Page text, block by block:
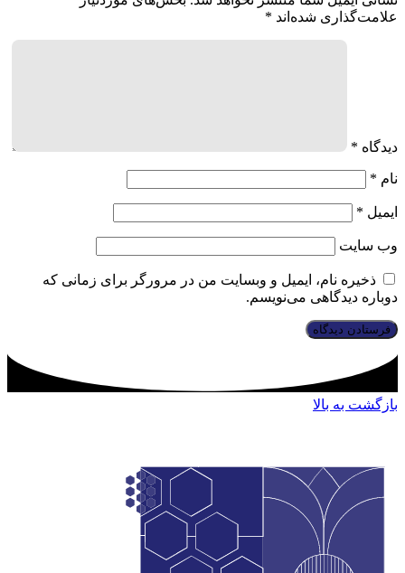
علامت‌گذاری شده‌اند *
دیدگاه *
نام *
ایمیل *
وب‌ سایت
ذخیره نام، ایمیل و وبسایت من در مرورگر برای زمانی که
دوباره دیدگاهی می‌نویسم.
بازگشت به بالا